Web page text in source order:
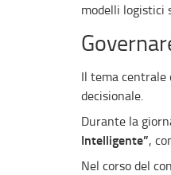
modelli logistici
Il tema centrale
decisionale.
Durante la
Intelligente”,
Nel corso del